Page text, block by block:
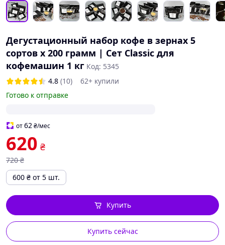
Дегустационный набор кофе в зернах 5
сортов х 200 грамм | Сет Classic для
кофемашин 1 кг Код: 5345
4.8 (10)
62+ купили
Готово к отправке
от62₴/мес
620 ₴
720 ₴
600 ₴ от 5 шт.
Купить сейчас
Купить